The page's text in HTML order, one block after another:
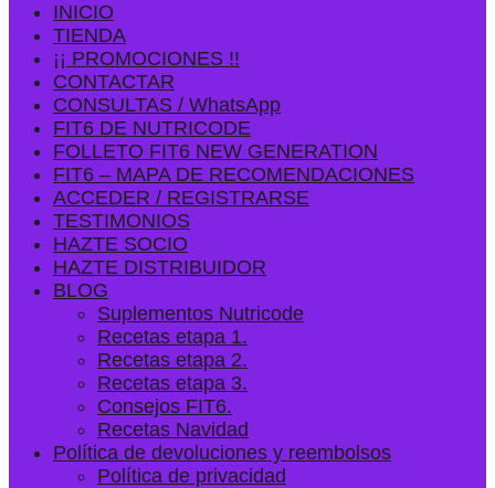
INICIO
TIENDA
¡¡ PROMOCIONES !!
CONTACTAR
CONSULTAS / WhatsApp
FIT6 DE NUTRICODE
FOLLETO FIT6 NEW GENERATION
FIT6 – MAPA DE RECOMENDACIONES
ACCEDER / REGISTRARSE
TESTIMONIOS
HAZTE SOCIO
HAZTE DISTRIBUIDOR
BLOG
Suplementos Nutricode
Recetas etapa 1.
Recetas etapa 2.
Recetas etapa 3.
Consejos FIT6.
Recetas Navidad
Política de devoluciones y reembolsos
Política de privacidad